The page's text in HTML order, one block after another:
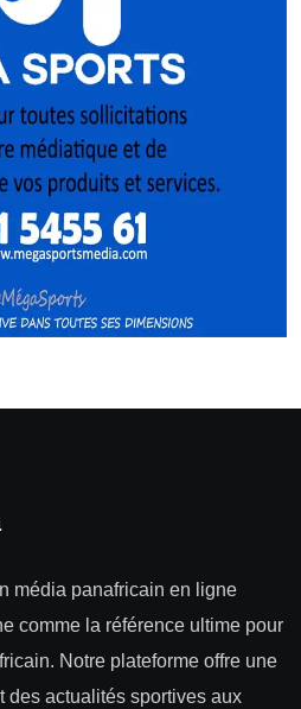
média panafricain en ligne
comme la référence ultime pour
Notre plateforme offre une
des actualités sportives aux